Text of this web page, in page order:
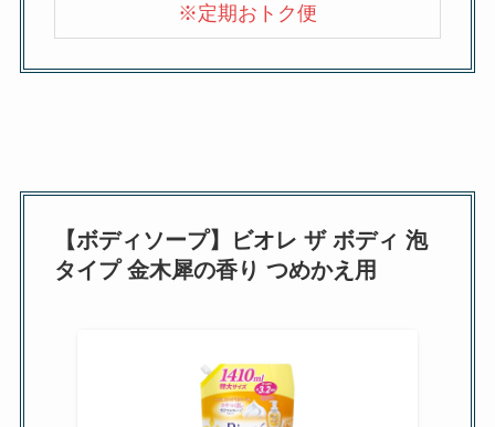
※定期おトク便
【ボディソープ】ビオレ ザ ボディ 泡
タイプ 金木犀の香り つめかえ用